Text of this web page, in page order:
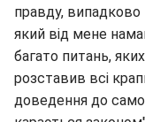
правду,
який від мене
багато питань,
розставив всі
доведення до